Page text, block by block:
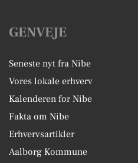
GENVEJE
Seneste nyt fra Nibe
Vores lokale erhverv
Kalenderen for Nibe
Fakta om Nibe
Erhvervsartikler
Aalborg Kommune